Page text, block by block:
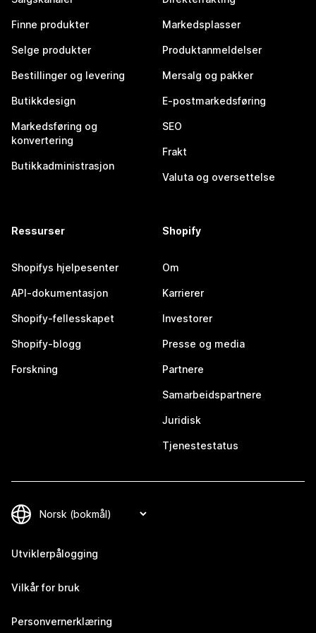
Finne produkter
Selge produkter
Bestillinger og levering
Butikkdesign
Markedsføring og
konvertering
Butikkadministrasjon
Markedsplasser
Produktanmeldelser
Mersalg og pakker
E-postmarkedsføring
SEO
Frakt
Valuta og oversettelse
Ressurser
Shopifys hjelpesenter
API-dokumentasjon
Shopify-fellesskapet
Shopify-blogg
Forskning
Shopify
Om
Karrierer
Investorer
Presse og media
Partnere
Samarbeidspartnere
Juridisk
Tjenestestatus
Utviklerpålogging
Vilkår for bruk
Personvernerklæring